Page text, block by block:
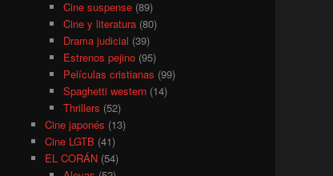
Cine suspense(89)
Cine y literatura(80)
Drama judicial (39)
Estrenos pejino(95)
Películas cristianas (99)
Spaghetti western(14)
Thrillers (52)
Cine japonés (13)
Cine LGTB (41)
EL CORÁN (54)